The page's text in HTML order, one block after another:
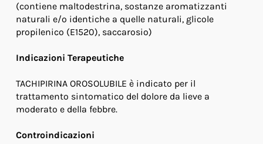
(contiene maltodestrina, sostanze aromatizzanti
naturali e/o identiche a quelle naturali, glicole
propilenico (E1520), saccarosio)
Indicazioni Terapeutiche
TACHIPIRINA OROSOLUBILE è indicato per il
trattamento sintomatico del dolore da lieve a
moderato e della febbre.
Controindicazioni